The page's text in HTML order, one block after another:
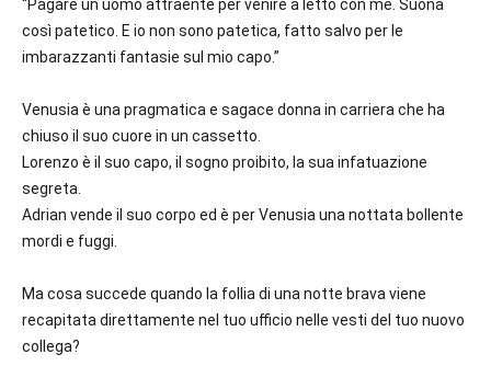
“Pagare un uomo attraente per venire a letto con me. Suona
così patetico. E io non sono patetica, fatto salvo per le
imbarazzanti fantasie sul mio capo.”
Venusia è una pragmatica e sagace donna in carriera che ha
chiuso il suo cuore in un cassetto.
Lorenzo è il suo capo, il sogno proibito, la sua infatuazione
segreta.
Adrian vende il suo corpo ed è per Venusia una nottata bollente
mordi e fuggi.
Ma cosa succede quando la follia di una notte brava viene
recapitata direttamente nel tuo ufficio nelle vesti del tuo nuovo
collega?